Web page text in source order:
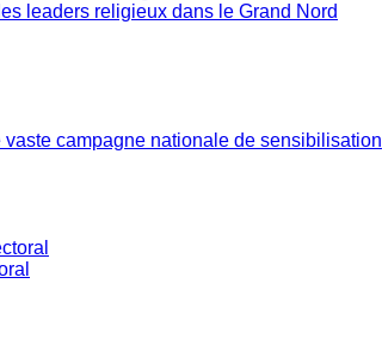
leaders religieux dans le Grand Nord
campagne nationale de sensibilisation